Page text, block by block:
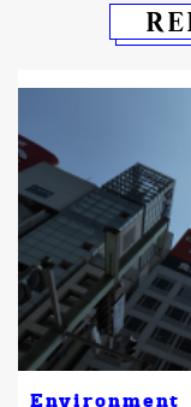
Environment